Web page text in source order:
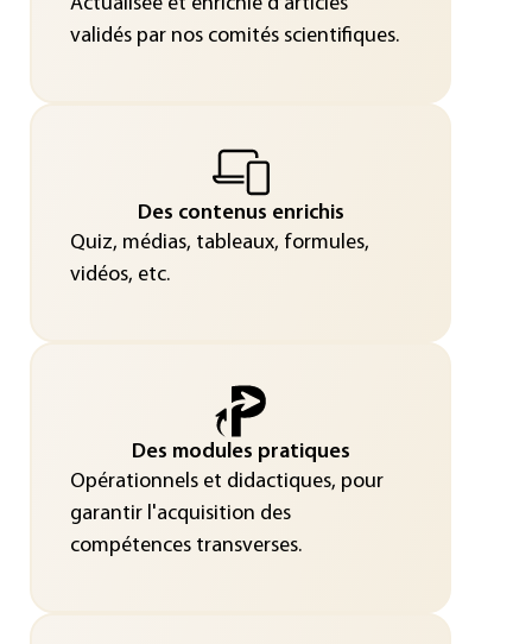
validés par nos comités scientifiques.
Des contenus enrichis
Quiz, médias, tableaux, formules,
vidéos, etc.
Des modules pratiques
Opérationnels et didactiques, pour
garantir l'acquisition des
compétences transverses.